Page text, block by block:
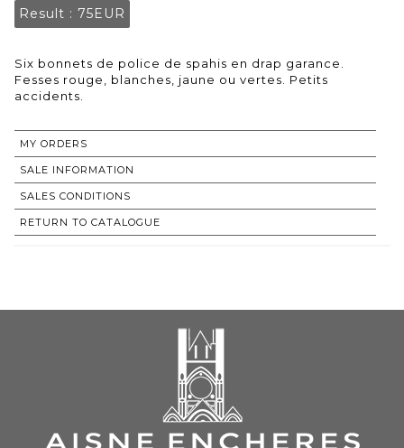
Result : 75EUR
Six bonnets de police de spahis en drap garance.
Fesses rouge, blanches, jaune ou vertes. Petits
accidents.
MY ORDERS
SALE INFORMATION
SALES CONDITIONS
RETURN TO CATALOGUE